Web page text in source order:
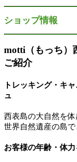
ショップ情報
motti（もっち）
ご紹介
トレッキング・キ
ュ
西表島の大自然を体
世界自然遺産の島
お客様の年齢・体